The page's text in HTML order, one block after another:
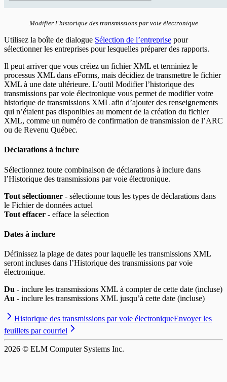
Modifier l’historique des transmissions par voie électronique
Utilisez la boîte de dialogue Sélection de l’entreprise pour
sélectionner les entreprises pour lesquelles préparer des rapports.
Il peut arriver que vous créiez un fichier XML et terminiez le
processus XML dans eForms, mais décidiez de transmettre le fichier
XML à une date ultérieure. L’outil Modifier l’historique des
transmissions par voie électronique vous permet de modifier votre
historique de transmissions XML afin d’ajouter des renseignements
qui n’étaient pas disponibles au moment de la création du fichier
XML, comme un numéro de confirmation de transmission de l’ARC
ou de Revenu Québec.
Déclarations à inclure
Sélectionnez toute combinaison de déclarations à inclure dans
l’Historique des transmissions par voie électronique.
Tout sélectionner - sélectionne tous les types de déclarations dans
le Fichier de données actuel
Tout effacer - efface la sélection
Dates à inclure
Définissez la plage de dates pour laquelle les transmissions XML
seront incluses dans l’Historique des transmissions par voie
électronique.
Du - inclure les transmissions XML à compter de cette date (incluse)
Au - inclure les transmissions XML jusqu’à cette date (incluse)
Historique des transmissions par voie électroniqueEnvoyer les
feuillets par courriel
2026 © ELM Computer Systems Inc.